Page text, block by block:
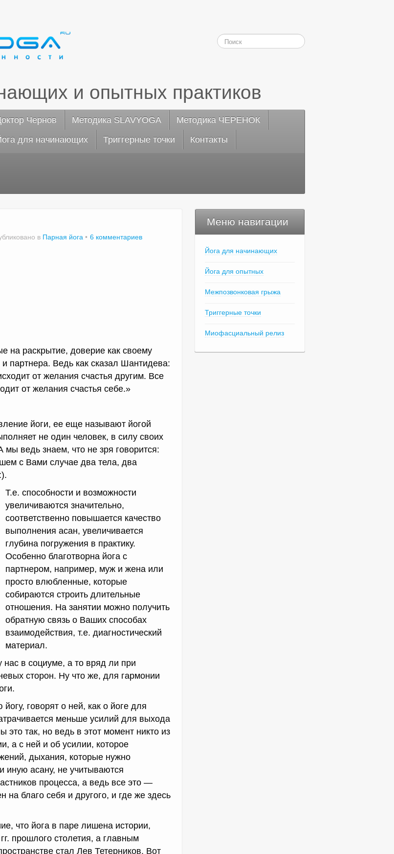
и опытных практиков
Чернов Методика SLAVYOGA
Методика ЧЕРЕНОК
для начинающих
Триггерные точки Контакты
в Парная йога 6 комментариев
на раскрытие, доверие как своему
партнера. Ведь как сказал Шантидева:
от желания счастья другим. Все
от желания счастья себе.»
йоги, ее еще называют йогой
не один человек, в силу своих
ведь знаем, что не зря говорится:
с Вами случае два тела, два
Т.е. способности и возможности
увеличиваются значительно,
соответственно повышается качество
выполнения асан, увеличивается
глубина погружения в практику.
Особенно благотворна йога с
партнером, например, муж и жена или
просто влюбленные, которые
собираются строить длительные
отношения. На занятии можно получить
обратную связь о Ваших способах
взаимодействия, т.е. диагностический
материал.
в социуме, а то вряд ли при
сторон. Ну что же, для гармонии
говорят о ней, как о йоге для
меньше усилий для выхода
это так, но ведь в этот момент никто из
а с ней и об усилии, которое
дыхания, которые нужно
иную асану, не учитываются
процесса, а ведь все это —
на благо себя и другого, и где же здесь
что йога в паре лишена истории,
прошлого столетия, а главным
стал Лев Тетерников. Вот
Меню навигации
Йога для начинающих
Йога для опытных
Межпозвонковая грыжа
Триггерные точки
Миофасциальный релиз